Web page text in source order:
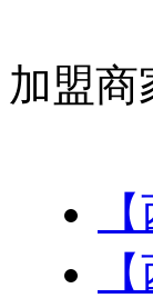
加盟商